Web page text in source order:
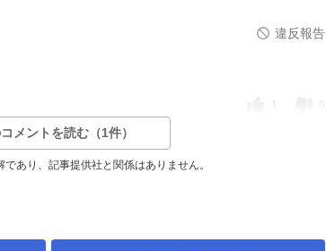
違反報告
1
メントを読む（1件）
あり、記事提供社と関係はありません。